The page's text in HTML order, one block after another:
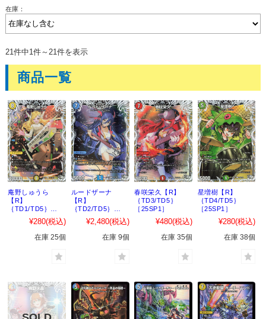
在庫：
21件中1件～21件を表示
商品一覧
庵野しゅうら
【R】
｛TD1/TD5｝
［25SP1］
¥280(税込)
在庫 25個
ルードザーナ
【R】
｛TD2/TD5｝
［25SP1］
¥2,480(税込)
在庫 9個
春咲栄久【R】
｛TD3/TD5｝
［25SP1］
¥480(税込)
在庫 35個
星増樹【R】
｛TD4/TD5｝
［25SP1］
¥280(税込)
在庫 38個